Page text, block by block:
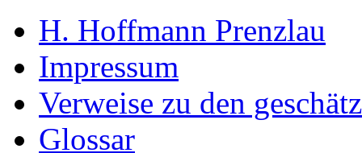
H. Hoffmann Prenzlau
Impressum
Verweise zu den
Glossar